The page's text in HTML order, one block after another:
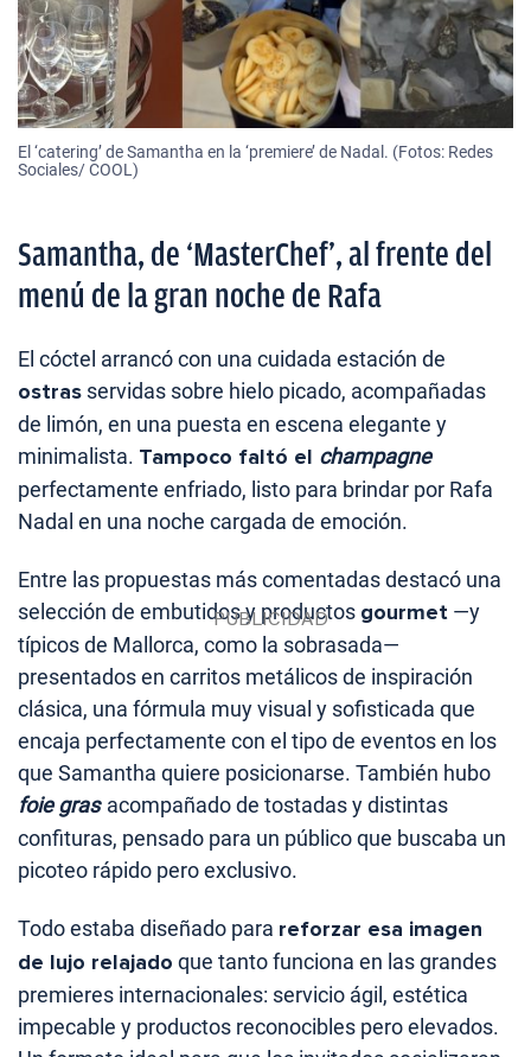
El ‘catering’ de Samantha en la ‘premiere’ de Nadal. (Fotos: Redes
Sociales/ COOL)
Samantha, de ‘MasterChef’, al frente del
menú de la gran noche de Rafa
El cóctel arrancó con una cuidada estación de
ostras servidas sobre hielo picado, acompañadas
de limón, en una puesta en escena elegante y
minimalista. Tampoco faltó el champagne
perfectamente enfriado, listo para brindar por Rafa
Nadal en una noche cargada de emoción.
Entre las propuestas más comentadas destacó una
selección de embutidos y productos gourmet —y
típicos de Mallorca, como la sobrasada—
presentados en carritos metálicos de inspiración
clásica, una fórmula muy visual y sofisticada que
encaja perfectamente con el tipo de eventos en los
que Samantha quiere posicionarse. También hubo
foie grasacompañado de tostadas y distintas
confituras, pensado para un público que buscaba un
picoteo rápido pero exclusivo.
Todo estaba diseñado para reforzar esa imagen
de lujo relajado que tanto funciona en las grandes
premieres internacionales: servicio ágil, estética
impecable y productos reconocibles pero elevados.